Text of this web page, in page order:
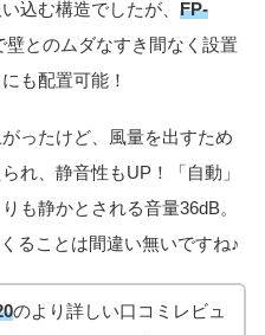
込む構造でしたが、 FP-
とのムダなすき間なく設置
も配置可能！
ったけど、風量を出すため
れ、静音性もUP！「自動」
も静かとされる音量36dB。
ることは間違い無いですね♪
のより詳しい口コミレビュ